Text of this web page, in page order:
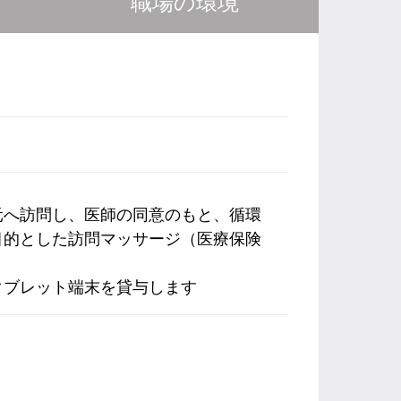
訪問し、医師の同意のもと、循環
とした訪問マッサージ（医療保険
レット端末を貸与します